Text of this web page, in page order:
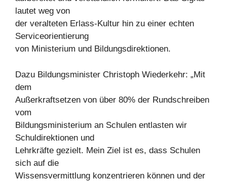
lautet weg von
der veralteten Erlass-Kultur hin zu einer echten
Serviceorientierung
von Ministerium und Bildungsdirektionen.
Dazu Bildungsminister Christoph Wiederkehr: „Mit
dem
Außerkraftsetzen von über 80% der Rundschreiben
vom
Bildungsministerium an Schulen entlasten wir
Schuldirektionen und
Lehrkräfte gezielt. Mein Ziel ist es, dass Schulen
sich auf die
Wissensvermittlung konzentrieren können und der